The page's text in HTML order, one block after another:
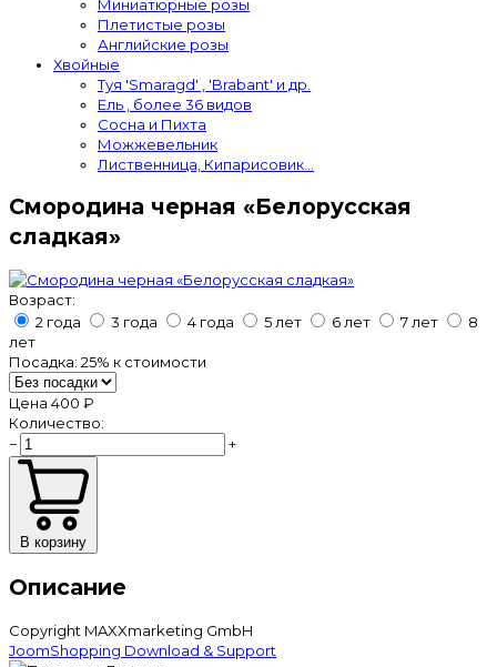
Миниатюрные розы
Плетистые розы
Английские розы
Хвойные
Туя 'Smaragd' , 'Brabant' и др.
Ель , более 36 видов
Сосна и Пихта
Можжевельник
Лиственница, Кипарисовик...
Смородина черная «Белорусская
сладкая»
Возраст:
2 года
3 года 4 года 5 лет 6 лет 7 лет
8
лет
Посадка: 25% к стоимости
Цена 400 ₽
Количество:
−
+
В корзину
Описание
Copyright MAXXmarketing GmbH
JoomShopping Download & Support